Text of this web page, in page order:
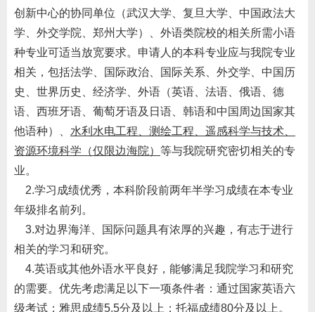
创新中心的协同单位（武汉大学、复旦大学、中国政法大
学、外交学院、郑州大学）、外语类院校的相关所需小语
种专业可适当放宽要求。申请人的本科专业应与我院专业
相关 ，包括法学、国际政治、国际关系、外交学、中国历
史、世界历史、经济学、外语（英语、法语、俄语、德
语、西班牙语、葡萄牙语及日语、韩语和中国周边国家其
他语种）、 水利水电工程、测绘工程、遥感科学与技术、
资源环境科学 （仅限边海院） 等与我院研究密切相关的专
业。
2.学习成绩优秀，本科阶段前两年半学习成绩在本专业
年级排名前列。
3.对边界海洋 、国际问题具有浓厚的兴趣，有志于进行
相关的学习和研究。
4.英语或其他外语水平良好，能够满足我院学习和研究
的需要。 优先考虑满足以下一项条件者：通过国家英语六
级考试；雅思成绩5.5分及以上；托福成绩80分及以上。